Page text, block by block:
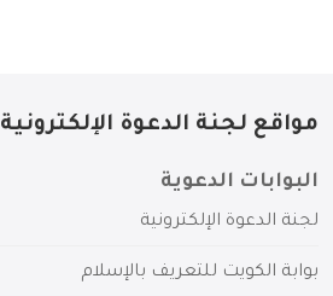
مواقع لجنة الدعوة الإلكترونية
البوابات الدعوية
لجنة الدعوة الإلكترونية
بوابة الكويت للتعريف بالإسلام